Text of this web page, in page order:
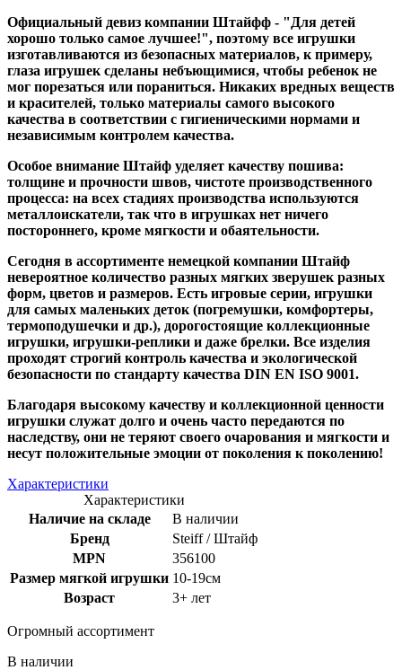
Официальный девиз компании Штайфф - "Для детей
хорошо только самое лучшее!", поэтому все игрушки
изготавливаются из безопасных материалов, к примеру,
глаза игрушек сделаны небъющимися, чтобы ребенок не
мог порезаться или пораниться. Никаких вредных веществ
и красителей, только материалы самого высокого
качества в соответствии с гигиеническими нормами и
независимым контролем качества.
Особое внимание Штайф уделяет качеству пошива:
толщине и прочности швов, чистоте производственного
процесса: на всех стадиях производства используются
металлоискатели, так что в игрушках нет ничего
постороннего, кроме мягкости и обаятельности.
Сегодня в ассортименте немецкой компании Штайф
невероятное количество разных мягких зверушек разных
форм, цветов и размеров. Есть игровые серии, игрушки
для самых маленьких деток (погремушки, комфортеры,
термоподушечки и др.), дорогостоящие коллекционные
игрушки, игрушки-реплики и даже брелки. Все изделия
проходят строгий контроль качества и экологической
безопасности по стандарту качества DIN EN ISO 9001.
Благодаря высокому качеству и коллекционной ценности
игрушки служат долго и очень часто передаются по
наследству, они не теряют своего очарования и мягкости и
несут положительные эмоции от поколения к поколению!
Характеристики
Характеристики
Наличие на складе
В наличии
Бренд
Steiff / Штайф
MPN
356100
Размер мягкой игрушки 10-19см
Возраст
3+ лет
Огромный ассортимент
В наличии